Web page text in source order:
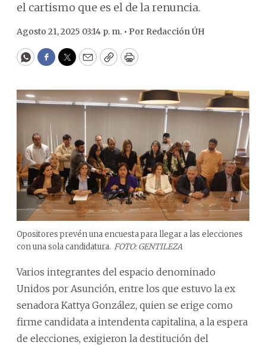
el cartismo que es el de la renuncia.
Agosto 21, 2025 03:14 p. m. • Por Redacción ÚH
WhatsApp
Facebook
Twitter
EmailCopyPrint
Opositores prevén una encuesta para llegar a las elecciones
con una sola candidatura. FOTO: GENTILEZA
Varios integrantes del espacio denominado
Unidos por Asunción, entre los que estuvo la ex
senadora Kattya González, quien se erige como
firme candidata a intendenta capitalina, a la espera
de elecciones, exigieron la destitución del